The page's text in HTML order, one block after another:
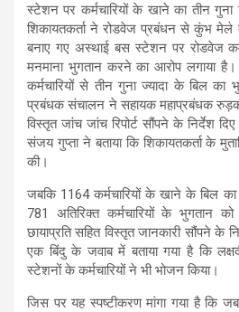
स्टेशन पर कर्मचारियों के खाने का तीन
शिकायतकर्ता ने रोडवेज प्रबंधन से कुंभ मेले के
बनाए गए अस्थाई बस स्टेशन पर रोडवेज
मनमाना भुगतान करने का आरोप लगाया
कर्मचारियों से तीन गुना ज्यादा के बिल का
प्रबंधक संचालन ने सहायक महाप्रबंधक
विस्तृत जांच जांच रिपोर्ट सौंपने के निर्देश
संजय गुप्ता ने बताया कि शिकायतकर्ता के
की।
जबकि 1164 कर्मचारियों के खाने के बिल का
781 अतिरिक्त कर्मचारियों के भुगतान
छायाप्रति सहित विस्तृत जानकारी सौंपने के
एक बिंदु के जवाब में बताया गया है कि
स्टेशनों के कर्मचारियों ने भी भोजन किया।
जिस पर यह स्पष्टीकरण मांगा गया है कि